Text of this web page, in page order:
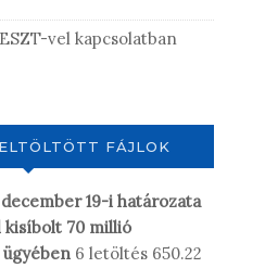
vel kapcsolatban
FÁJLOK
19-i határozata
kisíbolt 70 millió
6 letöltés 650.22